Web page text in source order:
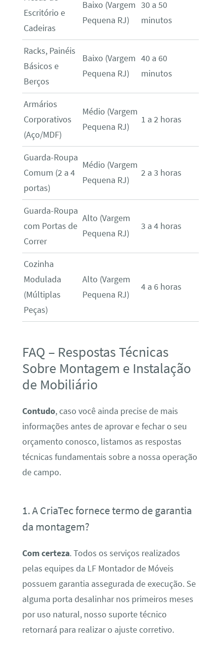
Escritório e
Cadeiras
Baixo (Vargem
Pequena RJ)
30 a 50
minutos
Racks, Painéis
Básicos e
Berços
Baixo (Vargem
Pequena RJ)
40 a 60
minutos
Armários
Corporativos
(Aço/MDF)
Médio (Vargem
Pequena RJ)
1 a 2 horas
Guarda-Roupa
Comum (2 a 4
portas)
Médio (Vargem
Pequena RJ)
2 a 3 horas
Guarda-Roupa
com Portas de
Correr
Alto (Vargem
Pequena RJ)
3 a 4 horas
Cozinha
Modulada
(Múltiplas
Peças)
Alto (Vargem
Pequena RJ)
4 a 6 horas
FAQ – Respostas Técnicas
Sobre Montagem e Instalação
de Mobiliário
Contudo, caso você ainda precise de mais
informações antes de aprovar e fechar o seu
orçamento conosco, listamos as respostas
técnicas fundamentais sobre a nossa operação
de campo.
1. A CriaTec fornece termo de garantia
da montagem?
Com certeza. Todos os serviços realizados
pelas equipes da LF Montador de Móveis
possuem garantia assegurada de execução. Se
alguma porta desalinhar nos primeiros meses
por uso natural, nosso suporte técnico
retornará para realizar o ajuste corretivo.